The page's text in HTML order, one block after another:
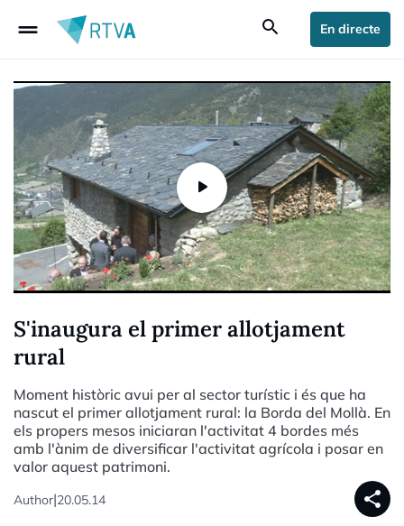
drag_handle search En directe
S'inaugura el primer allotjament
rural
Moment històric avui per al sector turístic i és que ha
nascut el primer allotjament rural: la Borda del Mollà. En
els propers mesos iniciaran l'activitat 4 bordes més
amb l'ànim de diversificar l'activitat agrícola i posar en
valor aquest patrimoni.
Author|20.05.14 share